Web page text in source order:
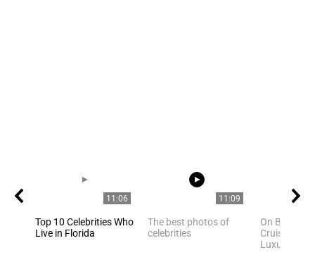
11:06
Top 10 Celebrities Who
Live in Florida
11:09
The best photos of
celebrities
On Board
Cruises
Luxurious